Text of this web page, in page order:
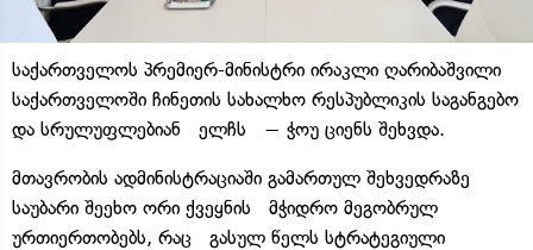
საქართველოს პრემიერ-მინისტრი ირაკლი ღარიბაშვილი
საქართველოში ჩინეთის სახალხო რესპუბლიკის საგანგებო
და სრულუფლებიან ელჩს − ჭოუ ციენს შეხვდა.
მთავრობის ადმინისტრაციაში გამართულ შეხვედრაზე
საუბარი შეეხო ორი ქვეყნის მჭიდრო მეგობრულ
ურთიერთობებს, რაც გასულ წელს სტრატეგიული